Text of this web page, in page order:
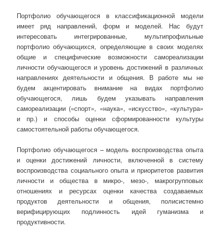
Портфолио обучающегося в классификационной модели
имеет ряд направлений, форм и моделей. Нас будут
интересовать интегрированные, мультипрофильные
портфолио обучающихся, определяющие в своих моделях
общие и специфические возможности само­реализации
личности обучающегося и уровень достижений в различных
направлениях деятельности и общения. В работе мы не
будем акцентировать внимание на видах портфолио
обучающегося, лишь будем указывать направления
самореализации («спорт», «наука», «искусство», «культура»
и пр.) и способы оценки сформированности культуры
самостоятельной работы обучающегося.
Портфолио обучающегося – модель воспроизводства опыта
и оценки достижений личности, включенной в систему
воспроизводства социального опыта и приоритетов развития
личности и общества в микро-, мезо-, макрогрупповых
отношениях и ресурсах оценки качества создаваемых
продуктов деятельности и общения, полисистемно
верифицирующих подлинность идей гуманизма и
продуктивности.